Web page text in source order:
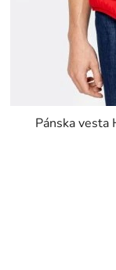
Pánska